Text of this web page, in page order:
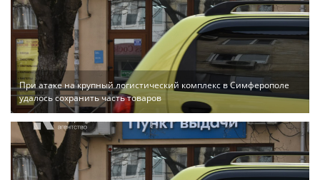
При атаке на крупный логистический комплекс в Симферополе
удалось сохранить часть товаров